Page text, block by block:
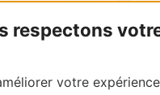
respectons
votre